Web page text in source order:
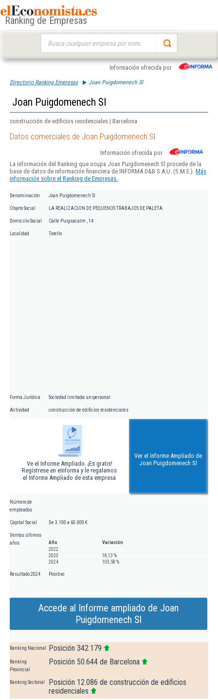
Ranking de Empresas
Información ofrecida por
Directorio Ranking Empresas Joan Puigdomenech Sl
Joan Puigdomenech Sl
construcción de edificios residenciales | Barcelona
Datos comerciales de Joan Puigdomenech Sl
Información ofrecida por
La información del Ranking que ocupa Joan Puigdomenech Sl procede de la
base de datos de información financiera de INFORMA D&B S.A.U. (S.M.E.). Más
información sobre el Ranking de Empresas.
Denominación Joan Puigdomenech Sl
Objeto Social LA REALIZACION DE PEQUENOS TRABAJOS DE PALETA.
Domicilio Social Calle Puigsacalm , 14
Localidad Torello
Forma Jurídica Sociedad limitada unipersonal
Actividad construcción de edificios residenciales
Ve el Informe Ampliado. ¡Es gratis!
Regístrese en eInforma y le regalamos
el Informe Ampliado de esta empresa
Ver el Informe Ampliado de
Joan Puigdomenech Sl
Número de
empleados
Capital Social De 3.100 a 60.000 €
Ventas últimos
años
Año
Variación
2022
2023
18,13 %
2024
103,58 %
Resultado 2024 Positivo
Accede al Informe ampliado de Joan
Puigdomenech Sl
Ranking Nacional Posición 342.179
Ranking
Provincial
Posición 50.644 de Barcelona
Ranking Sectorial
Posición 12.086 de construcción de edificios
residenciales